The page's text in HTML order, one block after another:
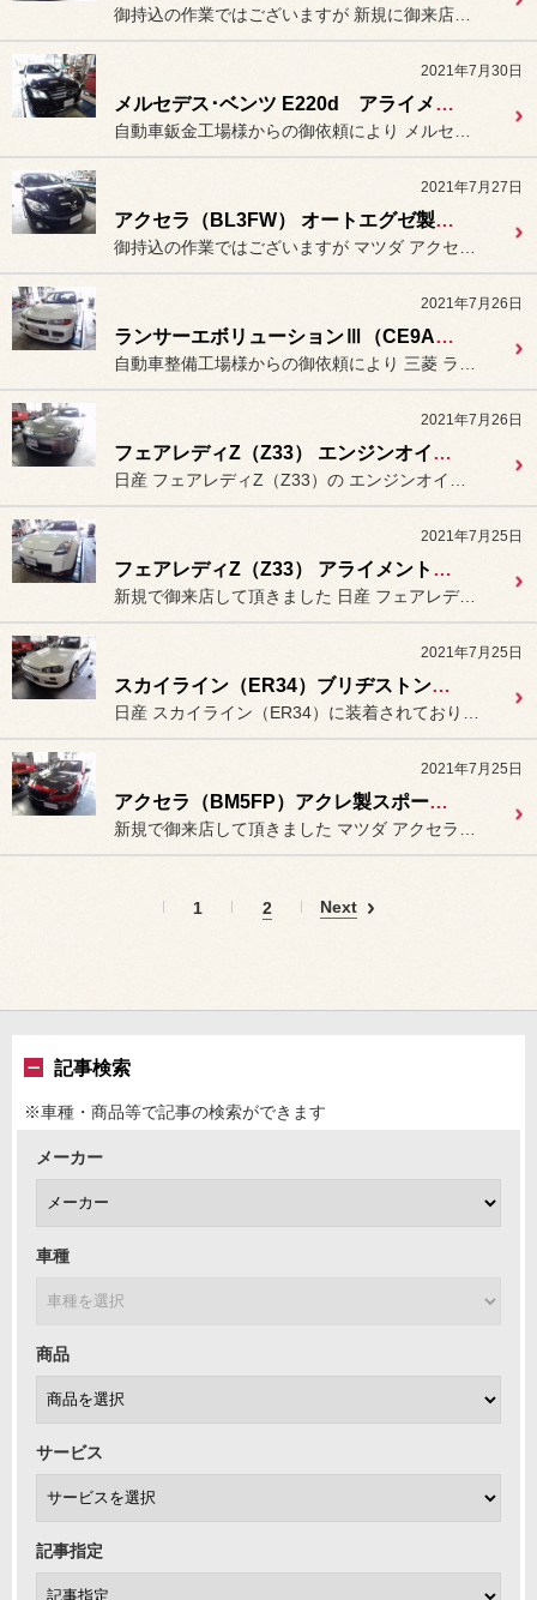
2021年7月30日
メルセデス･ベンツ E220d アライメント測定＆調整。
2021年7月27日
アクセラ（BL3FW） オートエグゼ製「ラムエアーインテークシステム」装着（持込み）
2021年7月26日
ランサーエボリューションⅢ（CE9A）アライメント測定＆調整。
2021年7月26日
フェアレディZ（Z33） エンジンオイル交換。
2021年7月25日
フェアレディZ（Z33） アライメント測定＆調整。
新規で御来店して頂きました 日産 フェアレディZ（Z33）の
2021年7月25日
スカイライン（ER34）ブリヂストンタイヤ「ポテンザ S007A」装着（フロント）
2021年7月25日
アクセラ（BM5FP）アクレ製スポーツブレーキパッド「ライトスポーツ」装着（フロント）
1 2 Next
記事検索
※車種・商品等で記事の検索ができます
メーカー
車種
商品
サービス
記事指定